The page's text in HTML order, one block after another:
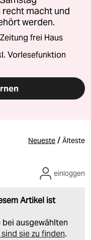
macht und
werden.
frei Haus
Vorlesefunktion
Neueste / Älteste
Artikel ist
ausgewählten
sie zu finden.
einloggen